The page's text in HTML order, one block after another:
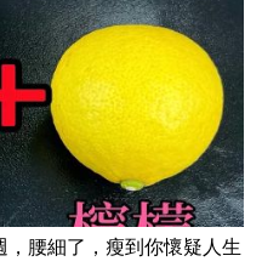
腰細了，瘦到你懷疑人生